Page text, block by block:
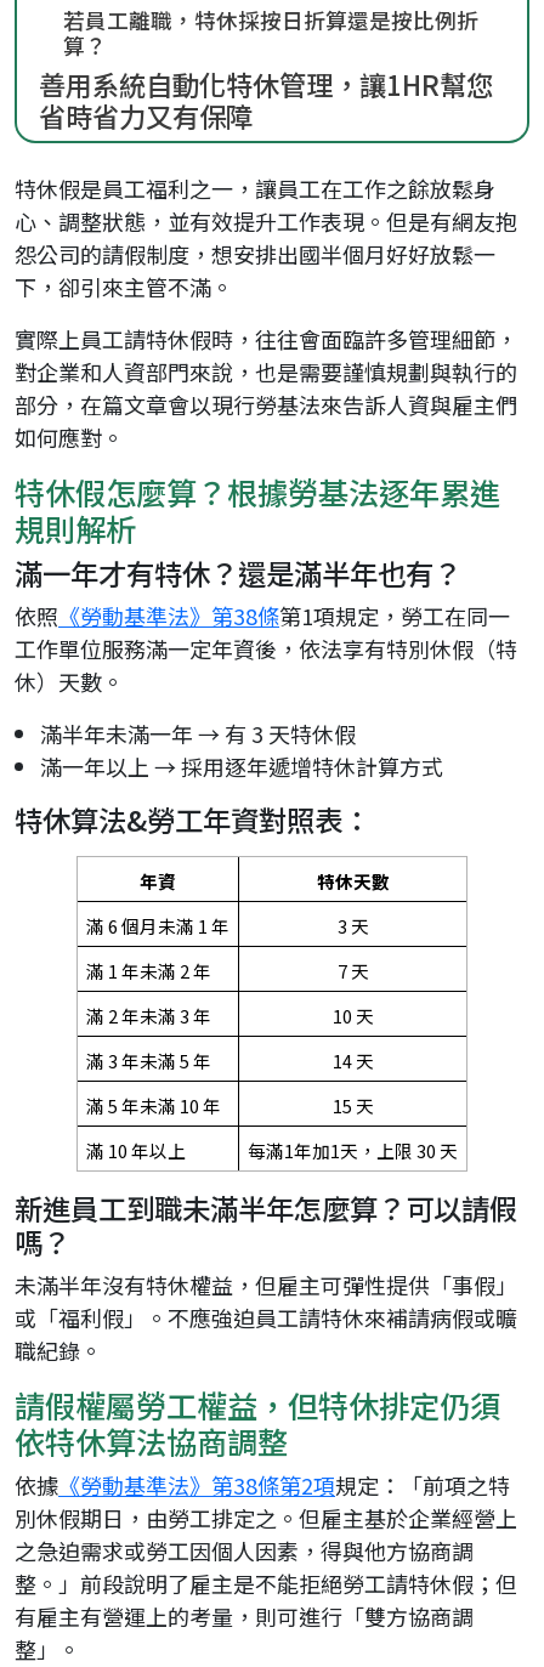
若員工離職，特休採按日折算還是按比例折
算？
善用系統自動化特休管理，讓1HR幫您
省時省力又有保障
特休假是員工福利之一，讓員工在工作之餘放鬆身
心、調整狀態，並有效提升工作表現。但是有網友抱
怨公司的請假制度，想安排出國半個月好好放鬆一
下，卻引來主管不滿。
實際上員工請特休假時，往往會面臨許多管理細節，
對企業和人資部門來說，也是需要謹慎規劃與執行的
部分，在篇文章會以現行勞基法來告訴人資與雇主們
如何應對。
特休假怎麼算？根據勞基法逐年累進
規則解析
滿一年才有特休？還是滿半年也有？
依照 《勞動基準法》第38條第1項規定，勞工在同一
工作單位服務滿一定年資後，依法享有特別休假（特
休）天數。
滿半年未滿一年 → 有 3 天特休假
滿一年以上 → 採用逐年遞增特休計算方式
特休算法&勞工年資對照表：
年資
特休天數
滿 6 個月未滿 1 年
3 天
滿 1 年未滿 2 年
7 天
滿 2 年未滿 3 年
10 天
滿 3 年未滿 5 年
14 天
滿 5 年未滿 10 年
15 天
滿 10 年以上
每滿1年加1天，上限 30 天
新進員工到職未滿半年怎麼算？可以請假
嗎？
未滿半年沒有特休權益，但雇主可彈性提供「事假」
或「福利假」。不應強迫員工請特休來補請病假或曠
職紀錄。
請假權屬勞工權益，但特休排定仍須
依特休算法協商調整
依據 《勞動基準法》第38條第2項規定：「前項之特
別休假期日，由勞工排定之。但雇主基於企業經營上
之急迫需求或勞工因個人因素，得與他方協商調
整。」前段說明了雇主是不能拒絕勞工請特休假；但
有雇主有營運上的考量，則可進行「雙方協商調
整」。